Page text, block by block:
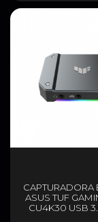
CAPTURADORA
ASUS TUF
CU4K30 USB